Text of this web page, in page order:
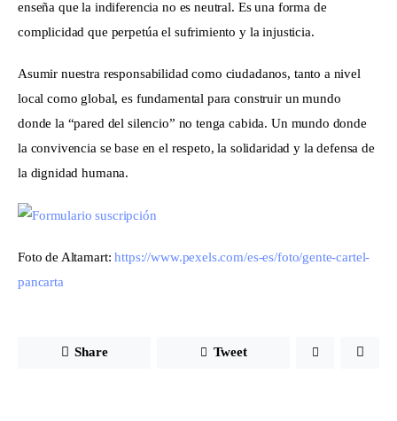
enseña que la indiferencia no es neutral. Es una forma de
complicidad que perpetúa el sufrimiento y la injusticia.
Asumir nuestra responsabilidad como ciudadanos, tanto a nivel
local como global, es fundamental para construir un mundo
donde la “pared del silencio” no tenga cabida. Un mundo donde
la convivencia se base en el respeto, la solidaridad y la defensa de
la dignidad humana.
Foto de Altamart: https://www.pexels.com/es-es/foto/gente-cartel-
pancarta
Share Tweet